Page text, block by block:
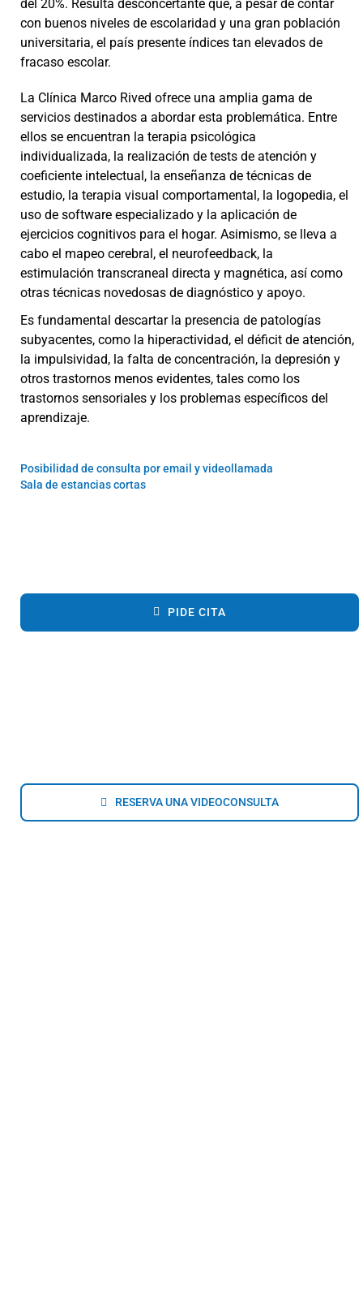
del 20%. Resulta desconcertante que, a pesar de contar
con buenos niveles de escolaridad y una gran población
universitaria, el país presente índices tan elevados de
fracaso escolar.
La Clínica Marco Rived ofrece una amplia gama de
servicios destinados a abordar esta problemática. Entre
ellos se encuentran la terapia psicológica
individualizada, la realización de tests de atención y
coeficiente intelectual, la enseñanza de técnicas de
estudio, la terapia visual comportamental, la logopedia, el
uso de software especializado y la aplicación de
ejercicios cognitivos para el hogar. Asimismo, se lleva a
cabo el mapeo cerebral, el neurofeedback, la
estimulación transcraneal directa y magnética, así como
otras técnicas novedosas de diagnóstico y apoyo.
Es fundamental descartar la presencia de patologías
subyacentes, como la hiperactividad, el déficit de atención,
la impulsividad, la falta de concentración, la depresión y
otros trastornos menos evidentes, tales como los
trastornos sensoriales y los problemas específicos del
aprendizaje.
Posibilidad de consulta por email y videollamada
Sala de estancias cortas
PIDE CITA
RESERVA UNA VIDEOCONSULTA